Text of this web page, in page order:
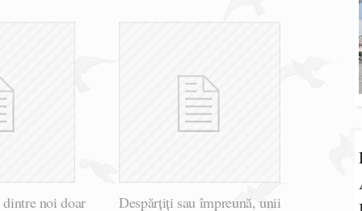
dintre noi doar
Despărțiți sau împreună, unii